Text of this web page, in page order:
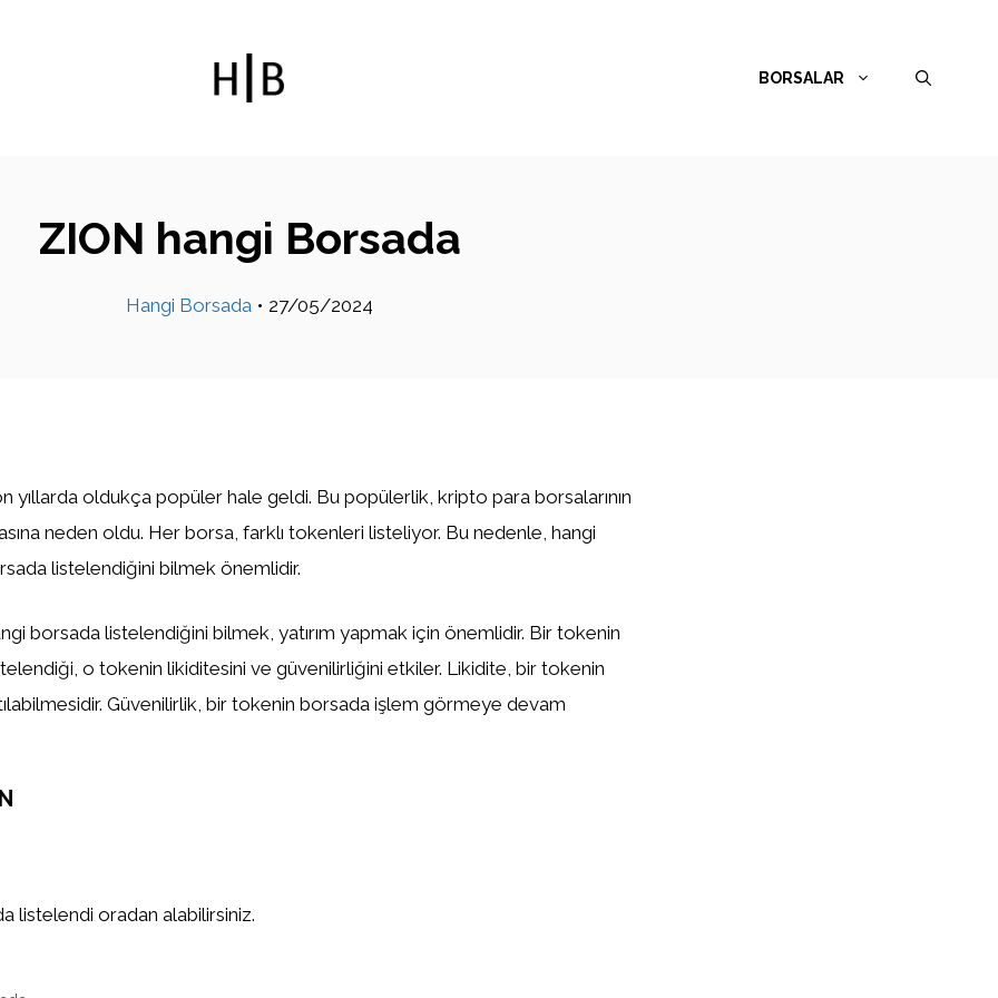
BORSALAR
ZION hangi Borsada
Hangi Borsada • 27/05/2024
yıllarda oldukça popüler hale geldi. Bu popülerlik, kripto para borsalarının
neden oldu. Her borsa, farklı tokenleri listeliyor. Bu nedenle, hangi
listelendiğini bilmek önemlidir.
borsada listelendiğini bilmek, yatırım yapmak için önemlidir. Bir tokenin
o tokenin likiditesini ve güvenilirliğini etkiler. Likidite, bir tokenin
Güvenilirlik, bir tokenin borsada işlem görmeye devam
listelendi oradan alabilirsiniz.